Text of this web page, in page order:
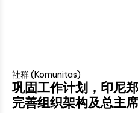
社群 (Komunitas)
巩固工作计划，印尼
完善组织架构及总主